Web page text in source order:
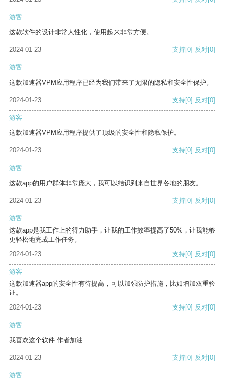
游客
这款软件的设计非常人性化，使用起来非常方便。
2024-01-23 支持[0] 反对[0]
游客
这款加速器VPM应用程序已经为我们带来了无限的隐私和安全性保护。
2024-01-23 支持[0] 反对[0]
游客
这款加速器VPM应用程序提供了顶级的安全性和隐私保护。
2024-01-23 支持[0] 反对[0]
游客
这款app的用户群体非常庞大，我可以结识到来自世界各地的朋友。
2024-01-23 支持[0] 反对[0]
游客
这款app是我工作上的得力助手，让我的工作效率提高了50%，让我能够
更轻松地完成工作任务。
2024-01-23
支持[0] 反对[0]
游客
这款加速器app的安全性有待提高，可以加强防护措施，比如增加双重验
证。
2024-01-23
支持[0] 反对[0]
游客
我喜欢这个软件 作者加油
2024-01-23 支持[0] 反对[0]
游客